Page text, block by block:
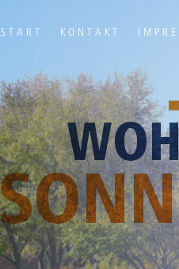
Ihr Titel
START KONTAKT